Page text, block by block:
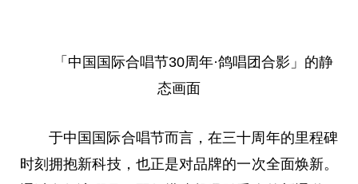
「 中国 国际合唱节30周年·鸽唱团合影」的静
态画面
于中国 国际合唱节而言，在三十周年的里程碑
时刻拥抱新科技，也正是对品牌的一次全面焕新。